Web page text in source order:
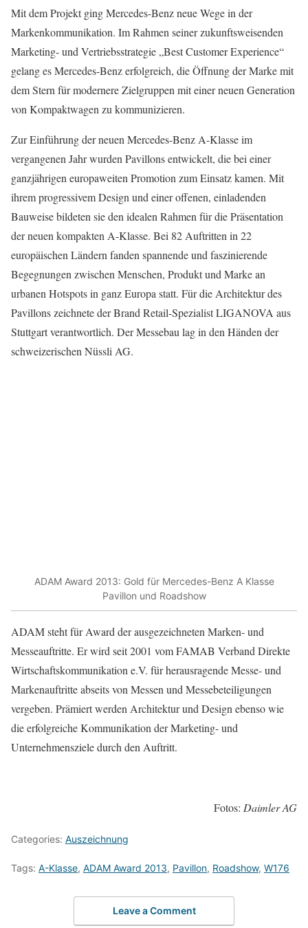
Mit dem Projekt ging Mercedes-Benz neue Wege in der
Markenkommunikation. Im Rahmen seiner zukunftsweisenden
Marketing- und Vertriebsstrategie „Best Customer Experience“
gelang es Mercedes-Benz erfolgreich, die Öffnung der Marke mit
dem Stern für modernere Zielgruppen mit einer neuen Generation
von Kompaktwagen zu kommunizieren.
Zur Einführung der neuen Mercedes-Benz A-Klasse im
vergangenen Jahr wurden Pavillons entwickelt, die bei einer
ganzjährigen europaweiten Promotion zum Einsatz kamen. Mit
ihrem progressivem Design und einer offenen, einladenden
Bauweise bildeten sie den idealen Rahmen für die Präsentation
der neuen kompakten A-Klasse. Bei 82 Auftritten in 22
europäischen Ländern fanden spannende und faszinierende
Begegnungen zwischen Menschen, Produkt und Marke an
urbanen Hotspots in ganz Europa statt. Für die Architektur des
Pavillons zeichnete der Brand Retail-Spezialist LIGANOVA aus
Stuttgart verantwortlich. Der Messebau lag in den Händen der
schweizerischen Nüssli AG.
ADAM Award 2013: Gold für Mercedes-Benz A Klasse
Pavillon und Roadshow
ADAM steht für Award der ausgezeichneten Marken- und
Messeauftritte. Er wird seit 2001 vom FAMAB Verband Direkte
Wirtschaftskommunikation e.V. für herausragende Messe- und
Markenauftritte abseits von Messen und Messebeteiligungen
vergeben. Prämiert werden Architektur und Design ebenso wie
die erfolgreiche Kommunikation der Marketing- und
Unternehmensziele durch den Auftritt.
Fotos: Daimler AG
Categories: Auszeichnung
Tags: A-Klasse, ADAM Award 2013, Pavillon, Roadshow, W176
Leave a Comment